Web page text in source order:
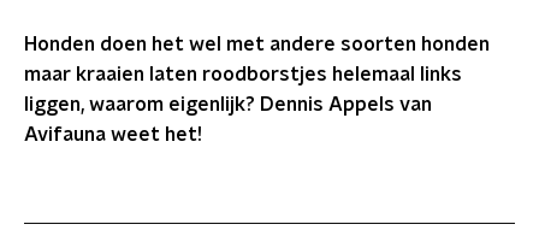
Honden doen het wel met andere soorten honden
maar kraaien laten roodborstjes helemaal links
liggen, waarom eigenlijk? Dennis Appels van
Avifauna weet het!